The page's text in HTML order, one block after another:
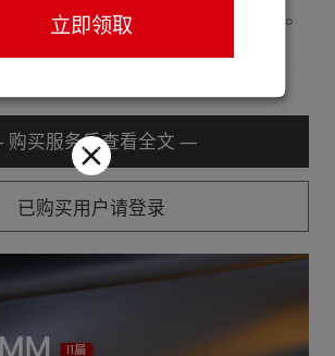
锰合金产量或将延续上涨态势。
买服务后查看全文 —
已购买用户请登录
立即领取